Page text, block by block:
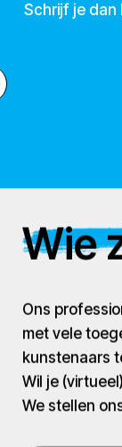
Schrijf je dan
Wie
Ons
met vele
kunstenaars
Wil je
We stellen